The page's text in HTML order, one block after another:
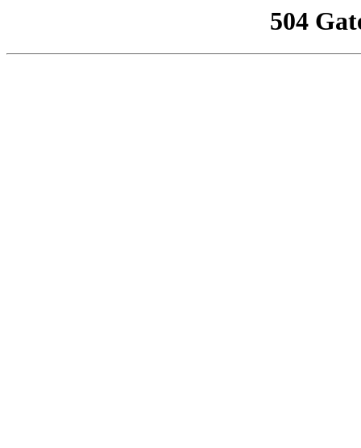
504